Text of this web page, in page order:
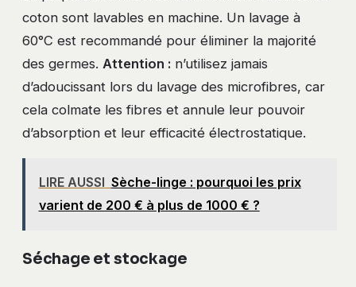
coton sont lavables en machine. Un lavage à
60°C est recommandé pour éliminer la majorité
des germes. Attention : n’utilisez jamais
d’adoucissant lors du lavage des microfibres, car
cela colmate les fibres et annule leur pouvoir
d’absorption et leur efficacité électrostatique.
LIRE AUSSI Sèche-linge : pourquoi les prix
varient de 200 € à plus de 1000 € ?
Séchage et stockage